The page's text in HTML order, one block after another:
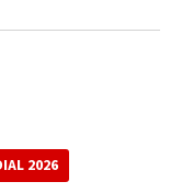
2026